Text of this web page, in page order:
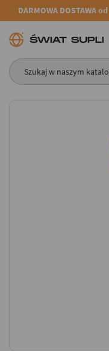
DARMOWA DOSTAWA od